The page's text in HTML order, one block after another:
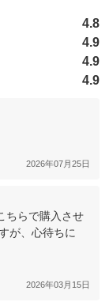
4.8
4.9
4.9
4.9
2026年07月25日
ちらで購入させ
が、心待ちに
2026年03月15日